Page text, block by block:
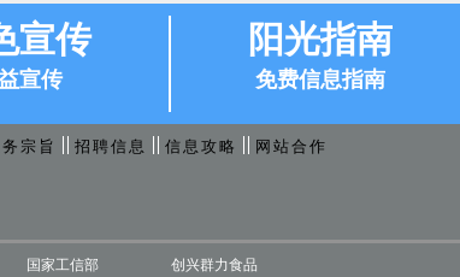
宣传
宣传
阳光指南
免费信息指南
宗旨 招聘信息 信息攻略 网站合作
国家工信部
创兴群力食品